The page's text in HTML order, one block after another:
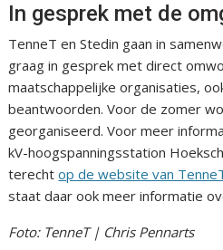
In gesprek met de
TenneT en Stedin gaan in
graag in gesprek met direct
maatschappelijke organisaties,
beantwoorden. Voor de zomer
georganiseerd. Voor meer
kV-hoogspanningsstation
terechtop de website van
staat daar ook meer informatie
Foto: TenneT | Chris Pennarts